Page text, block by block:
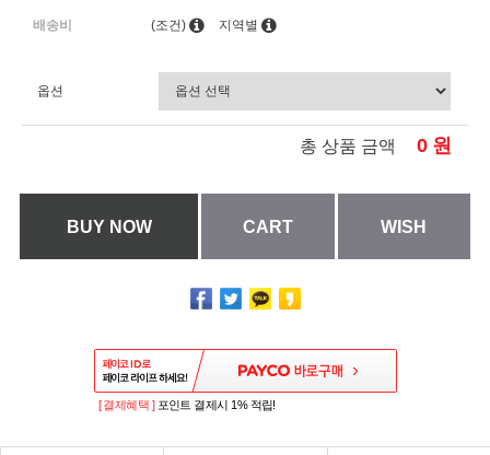
배송비 (조건) 지역별
옵션
총 상품 금액 0 원
BUY NOW CART WISH
[ 결제혜택 ] 포인트 결제시 1% 적립!